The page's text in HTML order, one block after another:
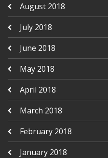
August 2018
July 2018
June 2018
May 2018
April 2018
March 2018
February 2018
January 2018